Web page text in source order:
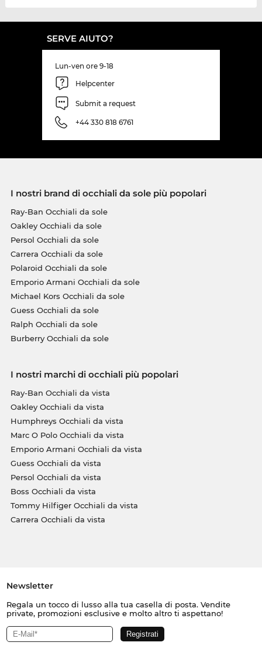
SERVE AIUTO?
Lun-ven ore 9-18
Helpcenter
Submit a request
+44 330 818 6761
I nostri brand di occhiali da sole più popolari
Ray-Ban Occhiali da sole
Oakley Occhiali da sole
Persol Occhiali da sole
Carrera Occhiali da sole
Polaroid Occhiali da sole
Emporio Armani Occhiali da sole
Michael Kors Occhiali da sole
Guess Occhiali da sole
Ralph Occhiali da sole
Burberry Occhiali da sole
I nostri marchi di occhiali più popolari
Ray-Ban Occhiali da vista
Oakley Occhiali da vista
Humphreys Occhiali da vista
Marc O Polo Occhiali da vista
Emporio Armani Occhiali da vista
Guess Occhiali da vista
Persol Occhiali da vista
Boss Occhiali da vista
Tommy Hilfiger Occhiali da vista
Carrera Occhiali da vista
Newsletter
Regala un tocco di lusso alla tua casella di posta. Vendite
private, promozioni esclusive e molto altro ti aspettano!